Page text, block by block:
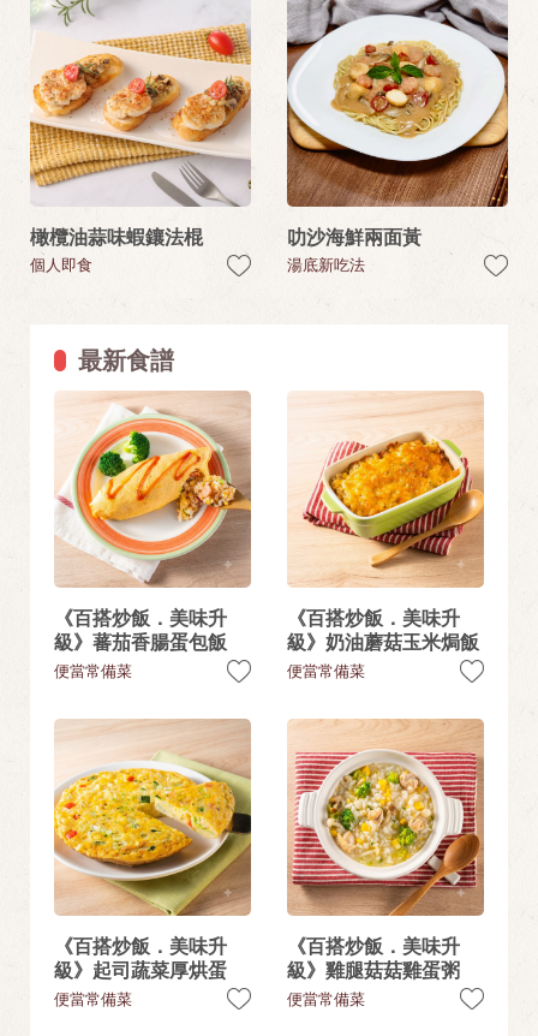
橄欖油蒜味蝦鑲法棍
個人即食
叻沙海鮮兩面黃
湯底新吃法
最新食譜
《百搭炒飯．美味升
級》蕃茄香腸蛋包飯
便當常備菜
《百搭炒飯．美味升
級》奶油蘑菇玉米焗飯
便當常備菜
《百搭炒飯．美味升
級》起司蔬菜厚烘蛋
便當常備菜
《百搭炒飯．美味升
級》雞腿菇菇雞蛋粥
便當常備菜